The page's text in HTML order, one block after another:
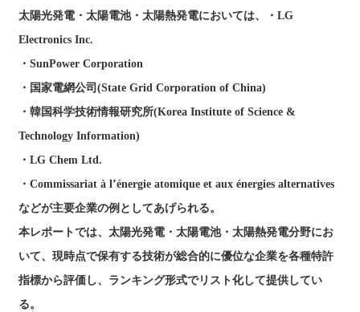
太陽光発電・太陽電池・太陽熱発電においては、・LG
Electronics Inc.
・SunPower Corporation
・国家電網公司(State Grid Corporation of China)
・韓国科学技術情報研究所(Korea Institute of Science &
Technology Information)
・LG Chem Ltd.
・Commissariat à l’énergie atomique et aux énergies alternatives
などが主要企業の例としてあげられる。
本レポートでは、太陽光発電・太陽電池・太陽熱発電分野にお
いて、現時点で保有する技術が総合的に優位な企業を各種特許
指標から評価し、ランキング形式でリスト化して提供してい
る。